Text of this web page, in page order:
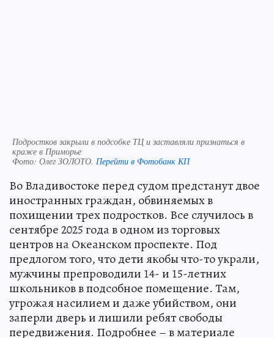
Подростков закрыли в подсобке ТЦ и заставляли признаться в
краже в Приморье
Фото: Олег ЗОЛОТО. Перейти в Фотобанк КП
Во Владивостоке перед судом предстанут двое
иностранных граждан, обвиняемых в
похищении трех подростков. Все случилось в
сентябре 2025 года в одном из торговых
центров на Океанском проспекте. Под
предлогом того, что дети якобы что-то украли,
мужчины препроводили 14- и 15-летних
школьников в подсобное помещение. Там,
угрожая насилием и даже убийством, они
заперли дверь и лишили ребят свободы
передвижения. Подробнее – в материале